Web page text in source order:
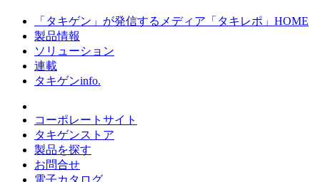
「タキゲン」が発信するメディア「タキレポ」HOME
製品情報
ソリューション
連載
タキゲンinfo.
コーポレートサイト
タキゲンストア
製品を探す
お問合せ